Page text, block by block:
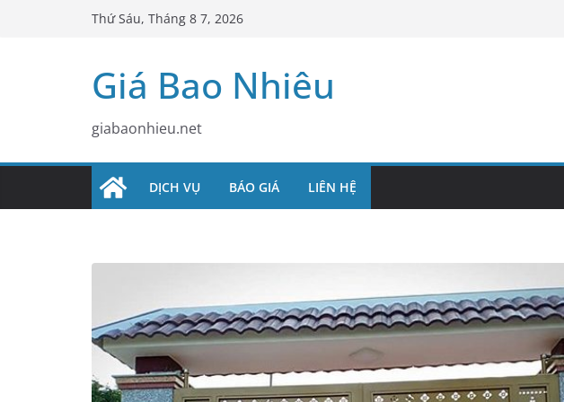
Thứ Sáu, Tháng 8 7, 2026
Giá Bao Nhiêu
giabaonhieu.net
DỊCH VỤ BÁO GIÁ LIÊN HỆ